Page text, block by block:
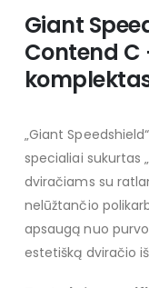
Giant
Contend
„Giant
specialiai sukurtas
dviračiams su
nelūžtančio
apsaugą nuo
estetišką dviračio